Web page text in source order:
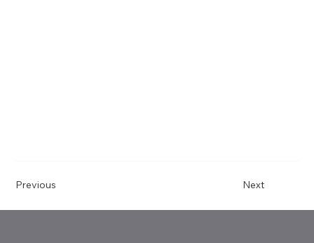
Previous Next